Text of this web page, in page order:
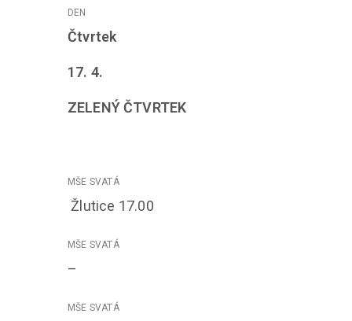
Čtvrtek
17. 4.
ZELENÝ ČTVRTEK
Žlutice 17.00
–